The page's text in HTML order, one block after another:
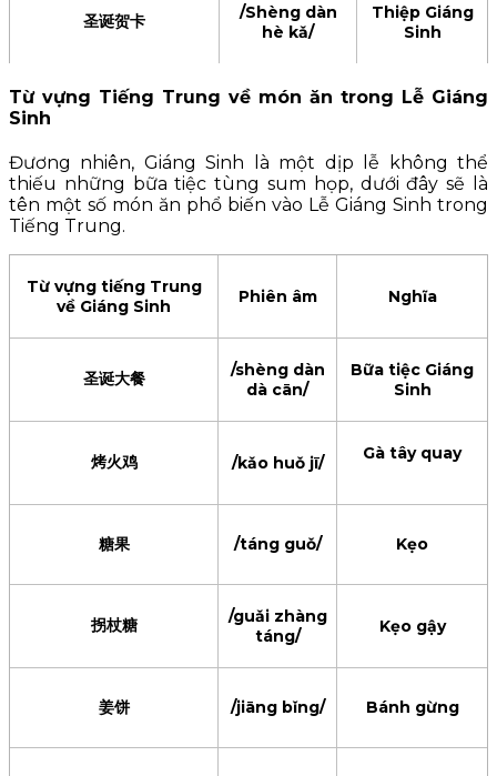
圣诞贺卡
/Shèng dàn
hè kǎ/
Thiệp Giáng
Sinh
壁炉 /bì lú/ Lò sưởi
烟囱 /yān cōng/ Ống khói
红丝带 /hóng sīdài/ Dải lụa đỏ
Đèn màu
zhǐ/
Từ vựng Tiếng Trung về món ăn trong Lễ Giáng
Sinh
Đương nhiên, Giáng Sinh là một dịp lễ không thể
thiếu những bữa tiệc tùng sum họp, dưới đây sẽ là
tên một số món ăn phổ biến vào Lễ Giáng Sinh trong
Tiếng Trung.
Từ vựng tiếng Trung
về Giáng Sinh
Phiên âm Nghĩa
圣诞大餐
/shèng dàn
dà cān/
Bữa tiệc Giáng
Sinh
烤火鸡 /kǎo huǒ jī/ Gà tây quay
糖果 /táng guǒ/ Kẹo
拐杖糖
/guǎi zhàng
táng/
Kẹo gậy
姜饼 /jiāng bǐng/ Bánh gừng